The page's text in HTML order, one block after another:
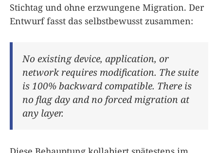
Stichtag und ohne erzwungene Migration. Der
Entwurf fasst das selbstbewusst zusammen:
No existing device, application, or
network requires modification. The suite
is 100% backward compatible. There is
no flag day and no forced migration at
any layer.